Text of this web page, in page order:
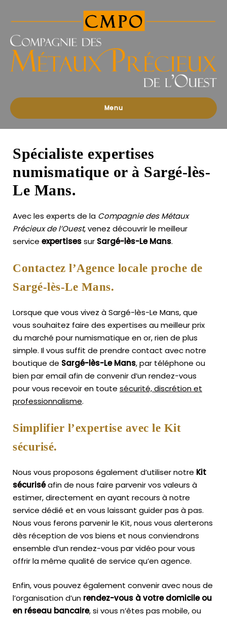
des
Précieux
l'Ouest
Menu
Spécialiste expertises
numismatique or à Sargé-lès-
Le Mans.
Avec les experts de la Compagnie des Métaux
Précieux de l’Ouest, venez découvrir le meilleur
service expertisessur Sargé-lès-Le Mans.
Contactez l’Agence locale proche de
Sargé-lès-Le Mans.
Lorsque que vous vivez à Sargé-lès-Le Mans, que
vous souhaitez faire des expertises au meilleur prix
du marché pour numismatique en or, rien de plus
simple. Il vous suffit de prendre contact avec notre
boutique de Sargé-lès-Le Mans, par téléphone ou
bien par email afin de convenir d’un rendez-vous
pour vous recevoir en toute sécurité, discrétion et
professionnalisme.
Simplifier l’expertise avec le Kit
sécurisé.
Nous vous proposons également d’utiliser notre Kit
sécuriséafin de nous faire parvenir vos valeurs à
estimer, directement en ayant recours à notre
service dédié et en vous laissant guider pas à pas.
Nous vous ferons parvenir le Kit, nous vous alerterons
dès réception de vos biens et nous conviendrons
ensemble d’un rendez-vous par vidéo pour vous
offrir la même qualité de service qu’en agence.
Enfin, vous pouvez également convenir avec nous de
l’organisation d’un rendez-vous à votre domicile ou
en réseau bancaire, si vous n’êtes pas mobile, ou